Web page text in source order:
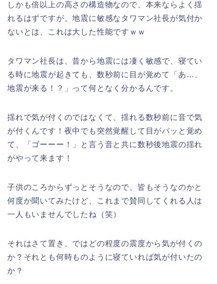
しかも倍以上の高さの構造物なので、本来ならよく揺
れるはずですが、地震に敏感なタワマン社長が気付か
ないとは、これは大した性能ですｗｗ
タワマン社長は、昔から地震には凄く敏感で、寝てい
る時に地震が起きても、数秒前に目が覚めて「あ…、
地震が来る！？」って何となく分かるんです。
揺れで気が付くのではなくて、揺れる数秒前に音で気
が付くんです！夜中でも突然覚醒して目がパッと覚め
て、「ゴーーー！」と言う音と共に数秒後地震の揺れ
がやって来ます！
子供のころからずっとそうなので、皆もそうなのかと
何度か聞いてみたけど、これまで賛同してくれる人は
一人もいませんでしたね（笑）
それはさて置き、ではどの程度の震度から気が付くの
か？それとも何時ものように寝ていれば気が付いたの
か？